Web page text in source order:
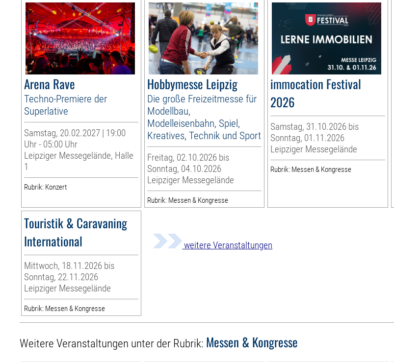
Arena Rave
Techno-Premiere der
Superlative
Samstag, 20.02.2027 | 19:00
Uhr - 05:00 Uhr
Leipziger Messegelände, Halle
1
Rubrik: Konzert
Hobbymesse Leipzig
Die große Freizeitmesse für
Modellbau,
Modelleisenbahn, Spiel,
Kreatives, Technik und Sport
Freitag, 02.10.2026 bis
Sonntag, 04.10.2026
Leipziger Messegelände
Rubrik: Messen & Kongresse
immocation Festival
2026
Samstag, 31.10.2026 bis
Sonntag, 01.11.2026
Leipziger Messegelände
Rubrik: Messen & Kongresse
Touristik & Caravaning
International
Mittwoch, 18.11.2026 bis
Sonntag, 22.11.2026
Leipziger Messegelände
Rubrik: Messen & Kongresse
weitere Veranstaltungen
Weitere Veranstaltungen unter der Rubrik: Messen & Kongresse